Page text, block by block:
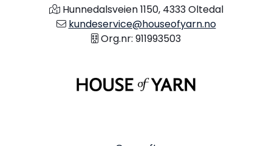
Hunnedalsveien 1150, 4333 Oltedal
kundeservice@houseofyarn.no
Org.nr: 911993503